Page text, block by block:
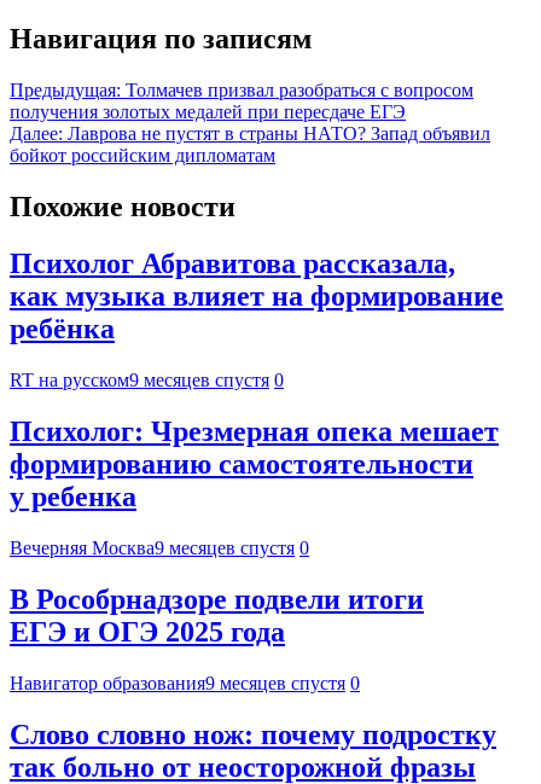
Навигация по записям
Предыдущая: Толмачев призвал разобраться с вопросом
получения золотых медалей при пересдаче ЕГЭ
Далее: Лаврова не пустят в страны НАТО? Запад объявил
бойкот российским дипломатам
Похожие новости
Психолог Абравитова рассказала,
как музыка влияет на формирование
ребёнка
RT на русском9 месяцев спустя 0
Психолог: Чрезмерная опека мешает
формированию самостоятельности
у ребенка
Вечерняя Москва9 месяцев спустя 0
В Рособрнадзоре подвели итоги
ЕГЭ и ОГЭ 2025 года
Навигатор образования9 месяцев спустя 0
Слово словно нож: почему подростку
так больно от неосторожной фразы